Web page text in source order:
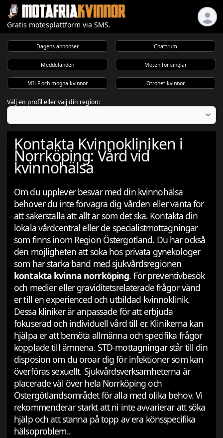
Gratis mötesplattform via SMS.
Dagens annonser Chattrum
Meddelanden Möten för singlar
MILF och mogna kvinnor Otrohet kvinnor
Välj en profil eller välj din region:
Kontakta Kvinnokliniken i
Norrköping: Vård vid
kvinnohälsa
Om du upplever besvär med din kvinnohälsa
behöver du inte förvägra dig vården eller vänta för
att säkerställa att allt är som det ska. Kontakta din
lokala vårdcentral eller de specialistmottagningar
som finns inom Region Östergötland. Du har också
den möjligheten att söka hos privata gynekologer
som har starka band med sjukvårdsregionen
kontakta kvinna norrköping. För preventivbesök
och medier eller graviditetsrelaterade frågor vänd
er till en experienced och utbildad kvinnoklinik.
Dessa kliniker är anpassade för att erbjuda
fokuserad och individuell vård till er. Klinikerna kan
hjälpa er att bemöta allmänna och specifika frågor
kopplade till ämnena. STD-mottagningar står till din
disposion om du oroar dig för infektioner som kan
överföras sexuellt. Sjukvårdsverksamheterna är
placerade väl över hela Norrköping och
Östergötlandsområdet för alla med olika behov. Vi
rekommenderar starkt att ni inte avvarierar att söka
hjälp och att stanna på topp av era könsspecifika
hälsoproblem..